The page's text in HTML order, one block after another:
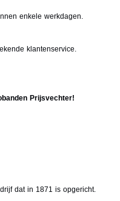
enkele werkdagen.
klantenservice.
Prijsvechter!
dat in 1871 is opgericht.